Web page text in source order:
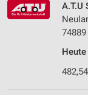
A.T.U